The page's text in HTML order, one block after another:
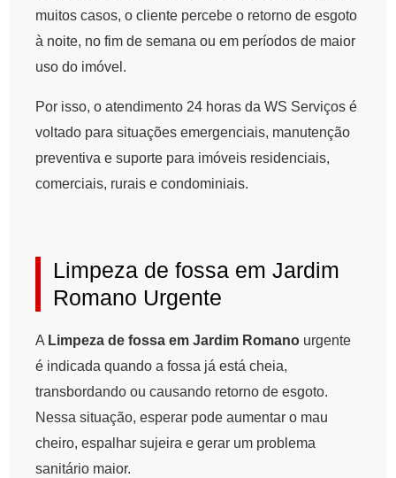
muitos casos, o cliente percebe o retorno de esgoto
à noite, no fim de semana ou em períodos de maior
uso do imóvel.
Por isso, o atendimento 24 horas da WS Serviços é
voltado para situações emergenciais, manutenção
preventiva e suporte para imóveis residenciais,
comerciais, rurais e condominiais.
Limpeza de fossa em Jardim
Romano Urgente
A Limpeza de fossa em Jardim Romano urgente
é indicada quando a fossa já está cheia,
transbordando ou causando retorno de esgoto.
Nessa situação, esperar pode aumentar o mau
cheiro, espalhar sujeira e gerar um problema
sanitário maior.